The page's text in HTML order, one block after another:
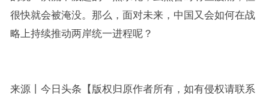
很快就会被淹没。那么，面对未来，中国又会如何在战
略上持续推动两岸统一进程呢？
来源丨今日头条【版权归原作者所有，如有侵权请联系